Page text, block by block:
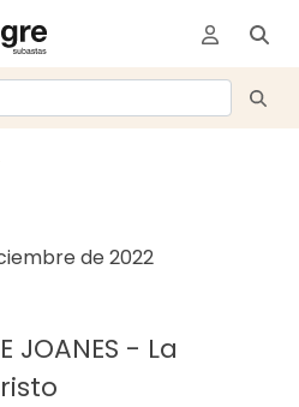
de 2022
JOANES - La